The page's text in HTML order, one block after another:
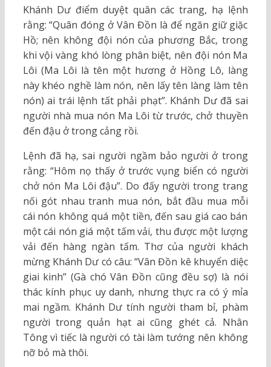
Khánh Dư điểm duyệt quân các trang, hạ lệnh
rằng: “Quân đóng ở Vân Đồn là để ngăn giữ giặc
Hồ; nên không đội nón của phương Bắc, trong
khi vội vàng khó lòng phân biệt, nên đội nón Ma
Lôi (Ma Lôi là tên một hương ở Hồng Lô, làng
này khéo nghề làm nón, nên lấy tên làng làm tên
nón) ai trái lệnh tất phải phạt”. Khánh Dư đã sai
người nhà mua nón Ma Lôi từ trước, chở thuyền
đến đậu ở trong cảng rồi.
Lệnh đã hạ, sai người ngầm bảo người ở trong
rằng: “Hôm nọ thấy ở trước vụng biển có người
chở nón Ma Lôi đậu”. Do đấy người trong trang
nối gót nhau tranh mua nón, bắt đầu mua mỗi
cái nón không quá một tiền, đến sau giá cao bán
một cái nón giá một tấm vải, thu được một lượng
vải đến hàng ngàn tấm. Thơ của người khách
mừng Khánh Dư có câu: “Vân Đồn kê khuyển diệc
giai kinh” (Gà chó Vân Đồn cũng đều sợ) là nói
thác kính phục uy danh, nhưng thực ra có ý mỉa
mai ngầm. Khánh Dư tính người tham bỉ, phàm
người trong quản hạt ai cũng ghét cả. Nhân
Tông vì tiếc là người có tài làm tướng nên không
nỡ bỏ mà thôi.